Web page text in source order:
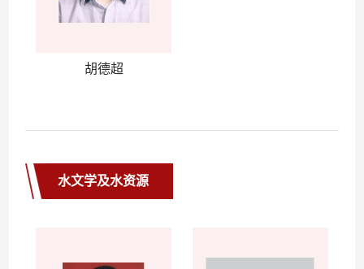
胡德超
水文学及水资源